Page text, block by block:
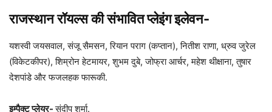
राजस्थान रॉयल्स की संभावित प्लेइंग इलेवन-
यशस्वी जयसवाल, संजू सैमसन, रियान पराग (कप्तान), नितीश राणा, ध्रुव जुरेल
(विकेटकीपर), शिम्रोन हेटमायर, शुभम दुबे, जोफ्रा आर्चर, महेश थीक्षाना, तुषार
देशपांडे और फजलहक फारूकी.
इम्पैक्ट प्लेयर-संदीप शर्मा.